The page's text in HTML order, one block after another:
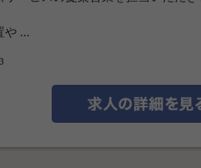
や ...